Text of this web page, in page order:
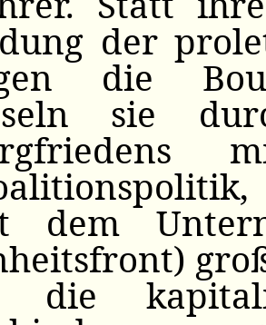
der
die
sie
dem
die